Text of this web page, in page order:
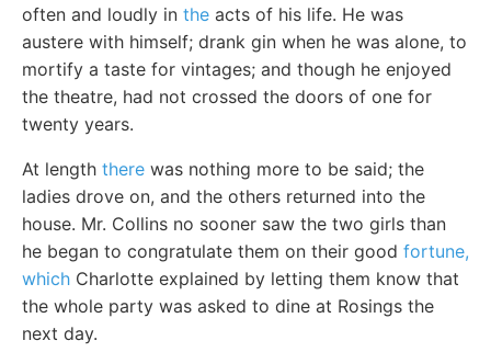
often and loudly in the acts of his life. He was
austere with himself; drank gin when he was alone, to
mortify a taste for vintages; and though he enjoyed
the theatre, had not crossed the doors of one for
twenty years.
At length there was nothing more to be said; the
ladies drove on, and the others returned into the
house. Mr. Collins no sooner saw the two girls than
he began to congratulate them on their good fortune,
which Charlotte explained by letting them know that
the whole party was asked to dine at Rosings the
next day.